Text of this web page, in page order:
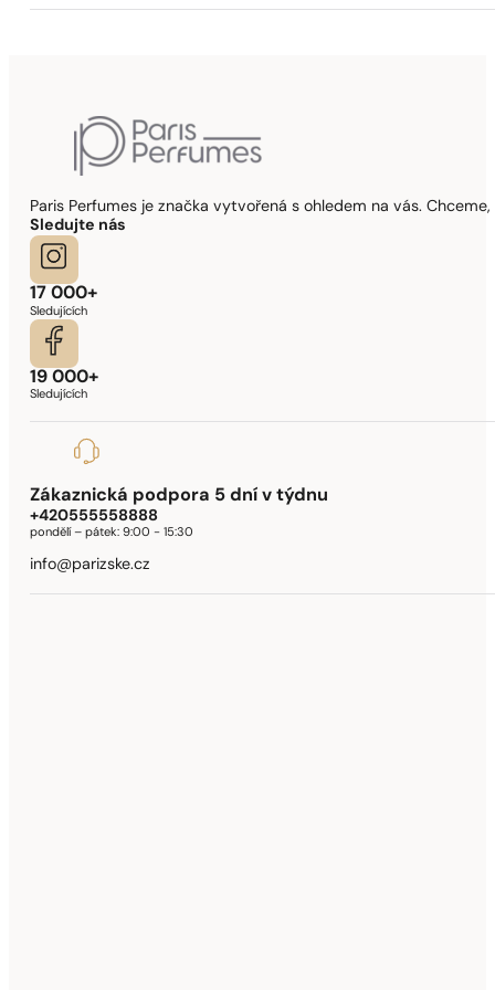
Paris Perfumes je značka vytvořená s ohledem na vás.
Sledujte nás
17 000+
Sledujících
19 000+
Sledujících
Zákaznická podpora 5 dní v týdnu
+420555558888
pondělí – pátek:9:00 - 15:30
info@parizske.cz